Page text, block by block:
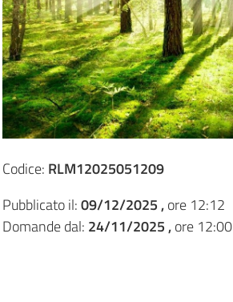
Codice: RLM12025051209
Pubblicato il:09/12/2025 ,ore 12:12
Domande dal: 24/11/2025 ,ore 12:00